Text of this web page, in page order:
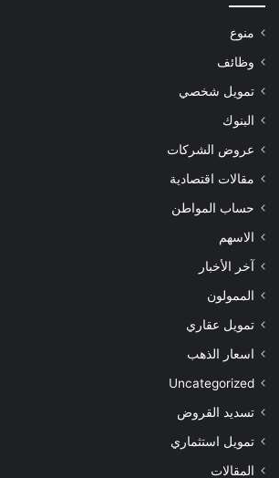
منوع
وظائف
تمويل شخصي
البنوك
عروض الشركات
مقالات اقتصادية
حساب المواطن
الاسهم
آخر الأخبار
الممولون
تمويل عقاري
اسعار الذهب
Uncategorized
تسديد القروض
تمويل استثماري
المقالات